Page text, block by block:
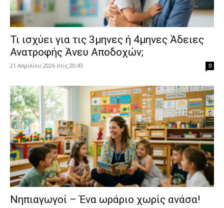
​Τι ισχύει για τις 3μηνες ή 4μηνες Άδειες
Ανατροφής Άνευ Αποδοχών;
21 Απριλίου 2026 στις 20:43 0
Νηπιαγωγοί – Ένα ωράριο χωρίς ανάσα!